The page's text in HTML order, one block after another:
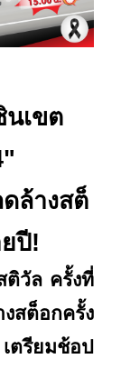
เขต
ล้างสต็
ปี!
วัล ครั้งที่
ต็อกครั้ง
รียมช้อป